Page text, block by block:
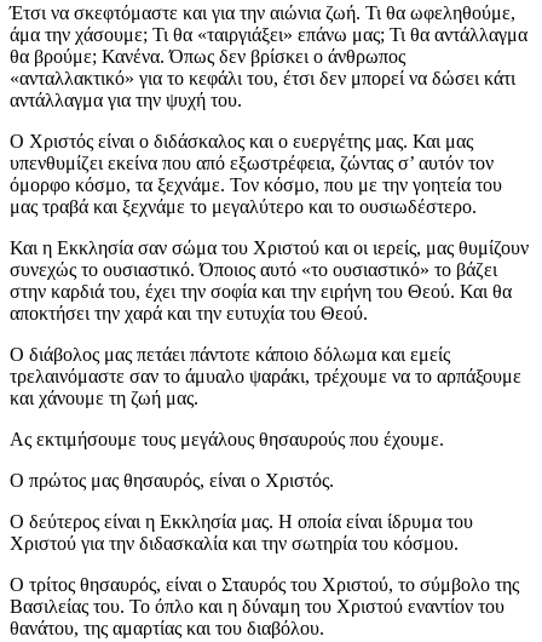
Έτσι να σκεφτόμαστε και για την αιώνια ζωή. Τι θα ωφεληθούμε,
άμα την χάσουμε; Τι θα «ταιργιάξει» επάνω μας; Τι θα αντάλλαγμα
θα βρούμε; Κανένα. Όπως δεν βρίσκει ο άνθρωπος
«ανταλλακτικό» για το κεφάλι του, έτσι δεν μπορεί να δώσει κάτι
αντάλλαγμα για την ψυχή του.
Ο Χριστός είναι ο διδάσκαλος και ο ευεργέτης μας. Και μας
υπενθυμίζει εκείνα που από εξωστρέφεια, ζώντας σ’ αυτόν τον
όμορφο κόσμο, τα ξεχνάμε. Τον κόσμο, που με την γοητεία του
μας τραβά και ξεχνάμε το μεγαλύτερο και το ουσιωδέστερο.
Και η Εκκλησία σαν σώμα του Χριστού και οι ιερείς, μας θυμίζουν
συνεχώς το ουσιαστικό. Όποιος αυτό «το ουσιαστικό» το βάζει
στην καρδιά του, έχει την σοφία και την ειρήνη του Θεού. Και θα
αποκτήσει την χαρά και την ευτυχία του Θεού.
Ο διάβολος μας πετάει πάντοτε κάποιο δόλωμα και εμείς
τρελαινόμαστε σαν το άμυαλο ψαράκι, τρέχουμε να το αρπάξουμε
και χάνουμε τη ζωή μας.
Ας εκτιμήσουμε τους μεγάλους θησαυρούς που έχουμε.
Ο πρώτος μας θησαυρός, είναι ο Χριστός.
Ο δεύτερος είναι η Εκκλησία μας. Η οποία είναι ίδρυμα του
Χριστού για την διδασκαλία και την σωτηρία του κόσμου.
Ο τρίτος θησαυρός, είναι ο Σταυρός του Χριστού, το σύμβολο της
Βασιλείας του. Το όπλο και η δύναμη του Χριστού εναντίον του
θανάτου, της αμαρτίας και του διαβόλου.